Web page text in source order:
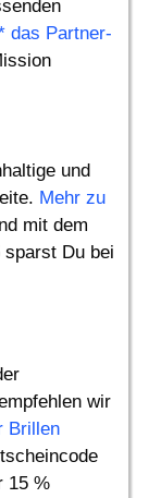
das Partner-
und
Mehr zu
mit dem
sparst Du bei
wir
Brillen
15 %